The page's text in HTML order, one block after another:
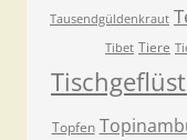
Tausendgüldenkraut
Tibet Tiere
Topfen